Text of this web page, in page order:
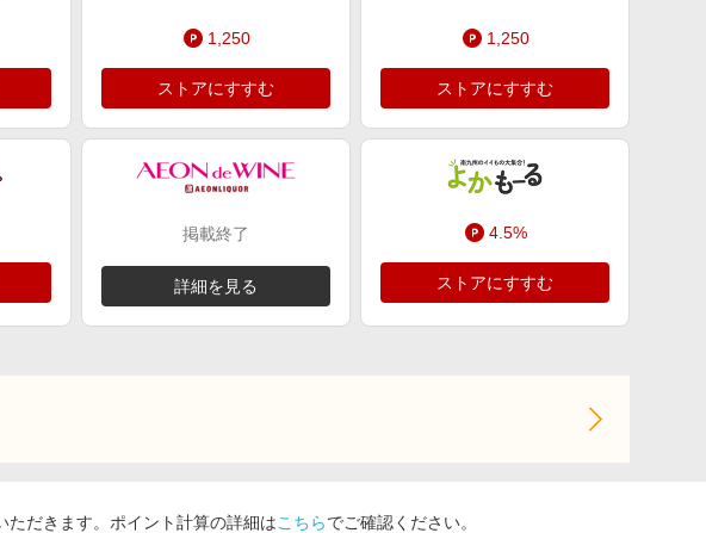
1,250
ストアにすすむ
1,250
ストアにすすむ
掲載終了
詳細を見る
4.5%
ストアにすすむ
だきます。ポイント計算の詳細はこちらでご確認ください。